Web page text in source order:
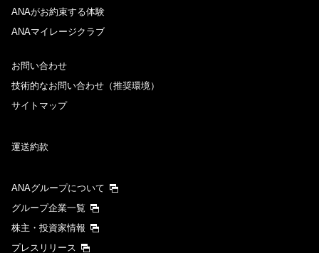
時間帯指定なし
経由地および乗り継ぎ所要時間を追加する
時間帯指定なし
経由地および乗り継ぎ所要時間を追加する
ANAがお約束する体験
ANAマイレージクラブ
お問い合わせ
技術的なお問い合わせ（推奨環境）
サイトマップ
運送約款
ANAグループについて
グループ企業一覧
株主・投資家情報
プレスリリース